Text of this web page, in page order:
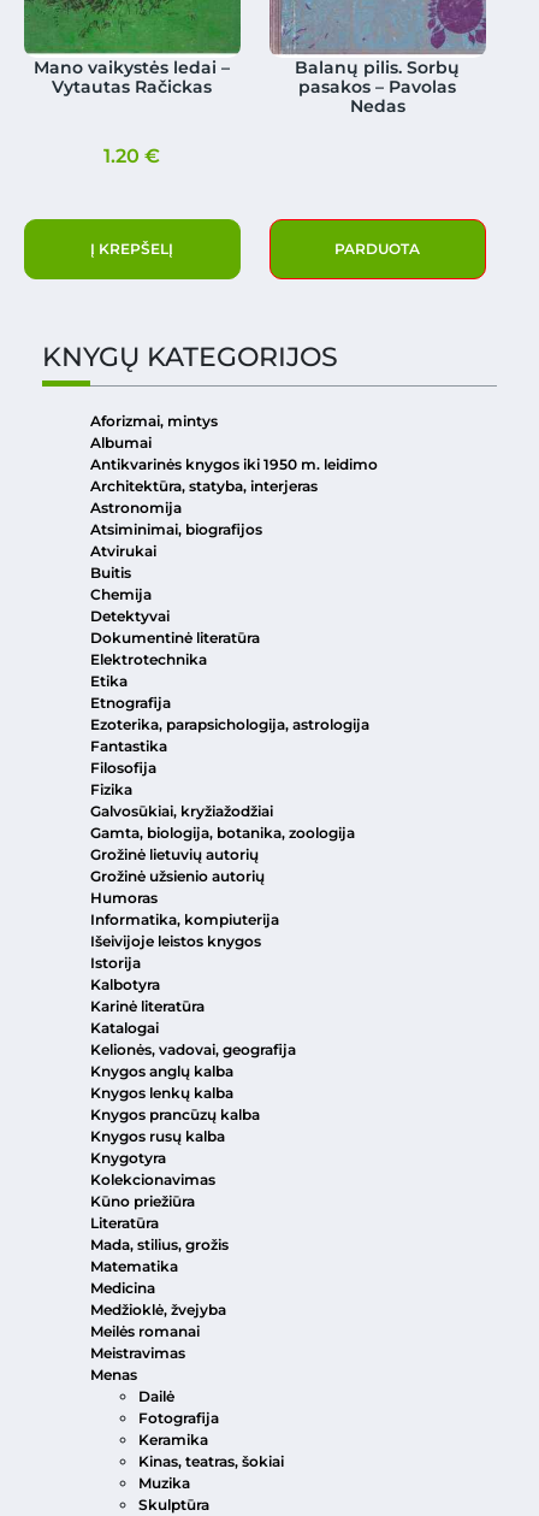
Mano vaikystės ledai –
Vytautas Račickas
1.20€
Į KREPŠELĮ
Balanų pilis. Sorbų
pasakos – Pavolas
Nedas
PARDUOTA
KNYGŲ KATEGORIJOS
Aforizmai, mintys
Albumai
Antikvarinės knygos iki 1950 m. leidimo
Architektūra, statyba, interjeras
Astronomija
Atsiminimai, biografijos
Atvirukai
Buitis
Chemija
Detektyvai
Dokumentinė literatūra
Elektrotechnika
Etika
Etnografija
Ezoterika, parapsichologija, astrologija
Fantastika
Filosofija
Fizika
Galvosūkiai, kryžiažodžiai
Gamta, biologija, botanika, zoologija
Grožinė lietuvių autorių
Grožinė užsienio autorių
Humoras
Informatika, kompiuterija
Išeivijoje leistos knygos
Istorija
Kalbotyra
Karinė literatūra
Katalogai
Kelionės, vadovai, geografija
Knygos anglų kalba
Knygos lenkų kalba
Knygos prancūzų kalba
Knygos rusų kalba
Knygotyra
Kolekcionavimas
Kūno priežiūra
Literatūra
Mada, stilius, grožis
Matematika
Medicina
Medžioklė, žvejyba
Meilės romanai
Meistravimas
Menas
Dailė
Fotografija
Keramika
Kinas, teatras, šokiai
Muzika
Skulptūra